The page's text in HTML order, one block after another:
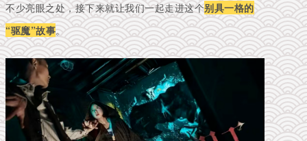
不少亮眼之处，接下来就让我们一起走进这个别具一格的
“驱魔”故事。